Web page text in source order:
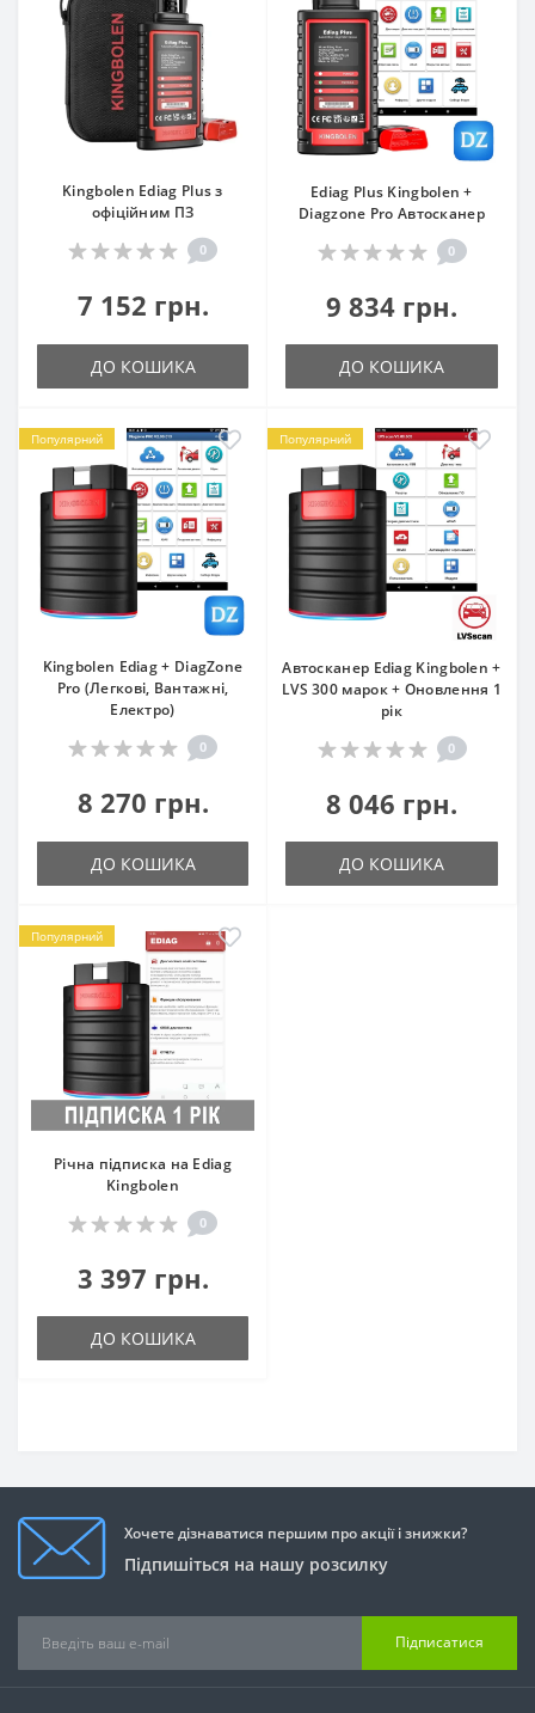
Kingbolen Ediag Plus з
офіційним ПЗ
0
7 152 грн.
ДО КОШИКА
Ediag Plus Kingbolen +
Diagzone Pro Автосканер
0
9 834 грн.
ДО КОШИКА
Популярний
Kingbolen Ediag + DiagZone
Pro (Легкові, Вантажні,
Електро)
0
8 270 грн.
ДО КОШИКА
Популярний
Автосканер Ediag Kingbolen +
LVS 300 марок + Оновлення 1
рік
0
8 046 грн.
ДО КОШИКА
Популярний
Річна підписка на Ediag
Kingbolen
0
3 397 грн.
ДО КОШИКА
Хочете дізнаватися першим про акції і знижки?
Підпишіться на нашу розсилку
Підписатися